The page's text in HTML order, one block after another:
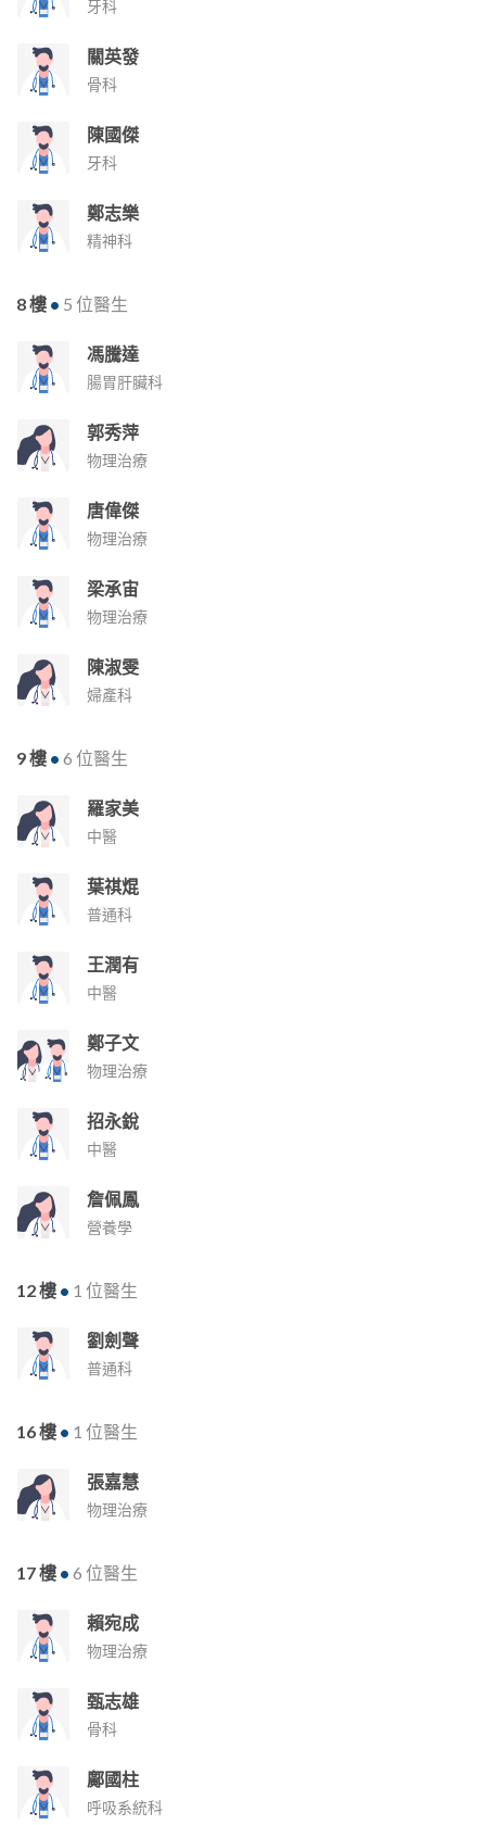
牙科
關英發
骨科
陳國傑
牙科
鄭志樂
精神科
8 樓 • 5 位醫生
馮騰達
腸胃肝臟科
郭秀萍
物理治療
唐偉傑
物理治療
梁承宙
物理治療
陳淑雯
婦產科
9 樓 • 6 位醫生
羅家美
中醫
葉祺焜
普通科
王潤有
中醫
鄭子文
物理治療
招永銳
中醫
詹佩鳳
營養學
12 樓 • 1 位醫生
劉劍聲
普通科
16 樓 • 1 位醫生
張嘉慧
物理治療
17 樓 • 6 位醫生
賴宛成
物理治療
甄志雄
骨科
鄺國柱
呼吸系統科